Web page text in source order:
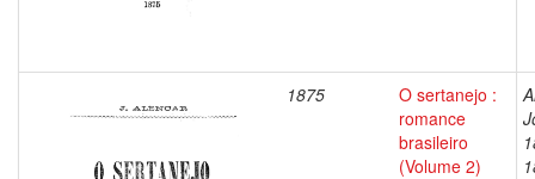
1875
O sertanejo :
romance
brasileiro
(Volume 2)